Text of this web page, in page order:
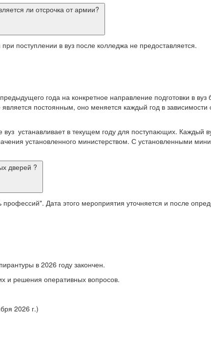
ли отсрочка от армии?
поступлении в вуз после колледжа не предоставляется.
года на конкретное направление подготовки в
постоянным, оно меняется каждый год в зависимости
устанавливает в текущем году для поступающих. Каждый
установленного министерством. С установленными
дверей ?
Дата этого мероприятия уточняется и после
в 2026 году закончен.
и решения оперативных вопросов.
2026 г.)